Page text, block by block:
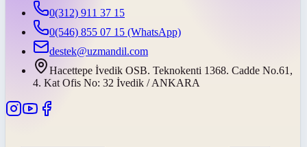
0(312) 911 37 15
0(546) 855 07 15 (WhatsApp)
destek@uzmandil.com
Hacettepe İvedik OSB. Teknokenti 1368. Cadde No.61,
4. Kat Ofis No: 32 İvedik / ANKARA